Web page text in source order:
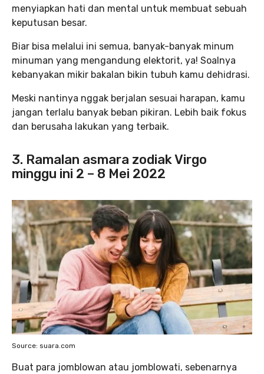
menyiapkan hati dan mental untuk membuat sebuah
keputusan besar.
Biar bisa melalui ini semua, banyak-banyak minum
minuman yang mengandung elektorit, ya! Soalnya
kebanyakan mikir bakalan bikin tubuh kamu dehidrasi.
Meski nantinya nggak berjalan sesuai harapan, kamu
jangan terlalu banyak beban pikiran. Lebih baik fokus
dan berusaha lakukan yang terbaik.
3. Ramalan asmara zodiak Virgo
minggu ini 2 – 8 Mei 2022
Source: suara.com
Buat para jomblowan atau jomblowati, sebenarnya